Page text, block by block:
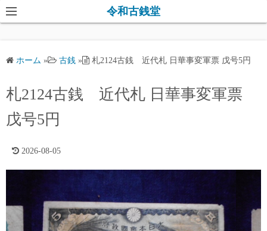
コ
ン
ス
キ
令和古銭堂
ホーム » 古銭 » 札2124古銭 近代札 日華事変軍票 戊号5円
札2124古銭 近代札 日華事変軍票
戊号5円
2026-08-05